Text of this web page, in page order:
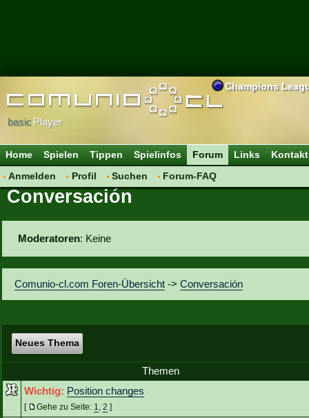
Champions
basicPlayer
Home Spielen Tippen Spielinfos
Forum
Anmelden
Profil Suchen Forum-FAQ
Links Kontakt
Conversación
Moderatoren: Keine
Comunio-cl.com Foren-Übersicht ->Conversación
Neues Thema
Themen
Wichtig: Position changes
[ Gehe zu Seite: 1, 2 ]